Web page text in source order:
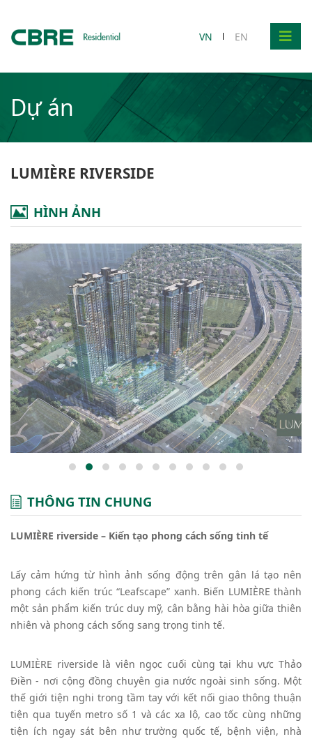
VN EN
Dự án
LUMIÈRE RIVERSIDE
HÌNH ẢNH
THÔNG TIN CHUNG
LUMIÈRE riverside – Kiến tạo phong cách sống tinh tế
Lấy cảm hứng từ hình ảnh sống động trên gân lá tạo nên
phong cách kiến trúc “Leafscape” xanh. Biến LUMIÈRE thành
một sản phẩm kiến trúc duy mỹ, cân bằng hài hòa giữa thiên
nhiên và phong cách sống sang trọng tinh tế.
LUMIÈRE riverside là viên ngọc cuối cùng tại khu vực Thảo
Điền - nơi cộng đồng chuyên gia nước ngoài sinh sống. Một
thế giới tiện nghi trong tầm tay với kết nối giao thông thuận
tiện qua tuyến metro số 1 và các xa lộ, cao tốc cùng những
tiện ích ngay sát bên như trường quốc tế, bệnh viện, nhà